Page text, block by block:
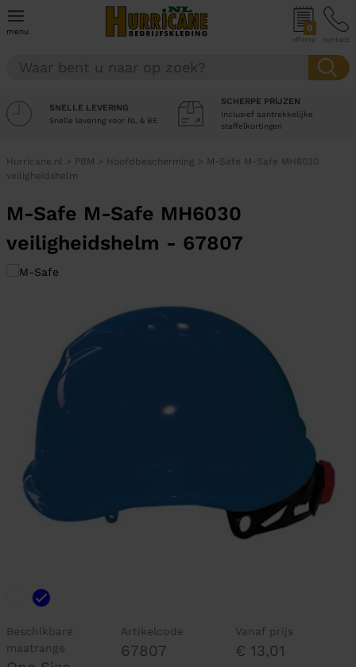
menu 0
offerte contact
SNELLE LEVERING
Snelle levering voor NL & BE
SCHERPE PRIJZEN
Inclusief aantrekkelijke
staffelkortingen
Hurricane.nl > PBM > Hoofdbescherming > M-Safe M-Safe MH6030
veiligheidshelm
M-Safe M-Safe MH6030
veiligheidshelm - 67807
Beschikbare
maatrange
Artikelcode
67807
Vanaf prijs
€ 13,01